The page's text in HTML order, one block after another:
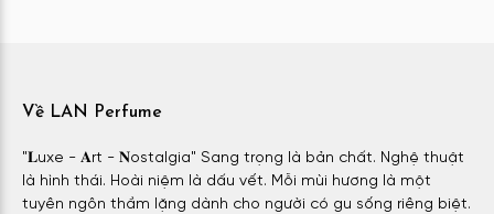
Về LAN Perfume
"𝐋uxe - 𝐀rt - 𝐍ostalgia" Sang trọng là bản chất. Nghệ thuật
là hình thái. Hoài niệm là dấu vết. Mỗi mùi hương là một
tuyên ngôn thầm lặng dành cho người có gu sống riêng biệt.